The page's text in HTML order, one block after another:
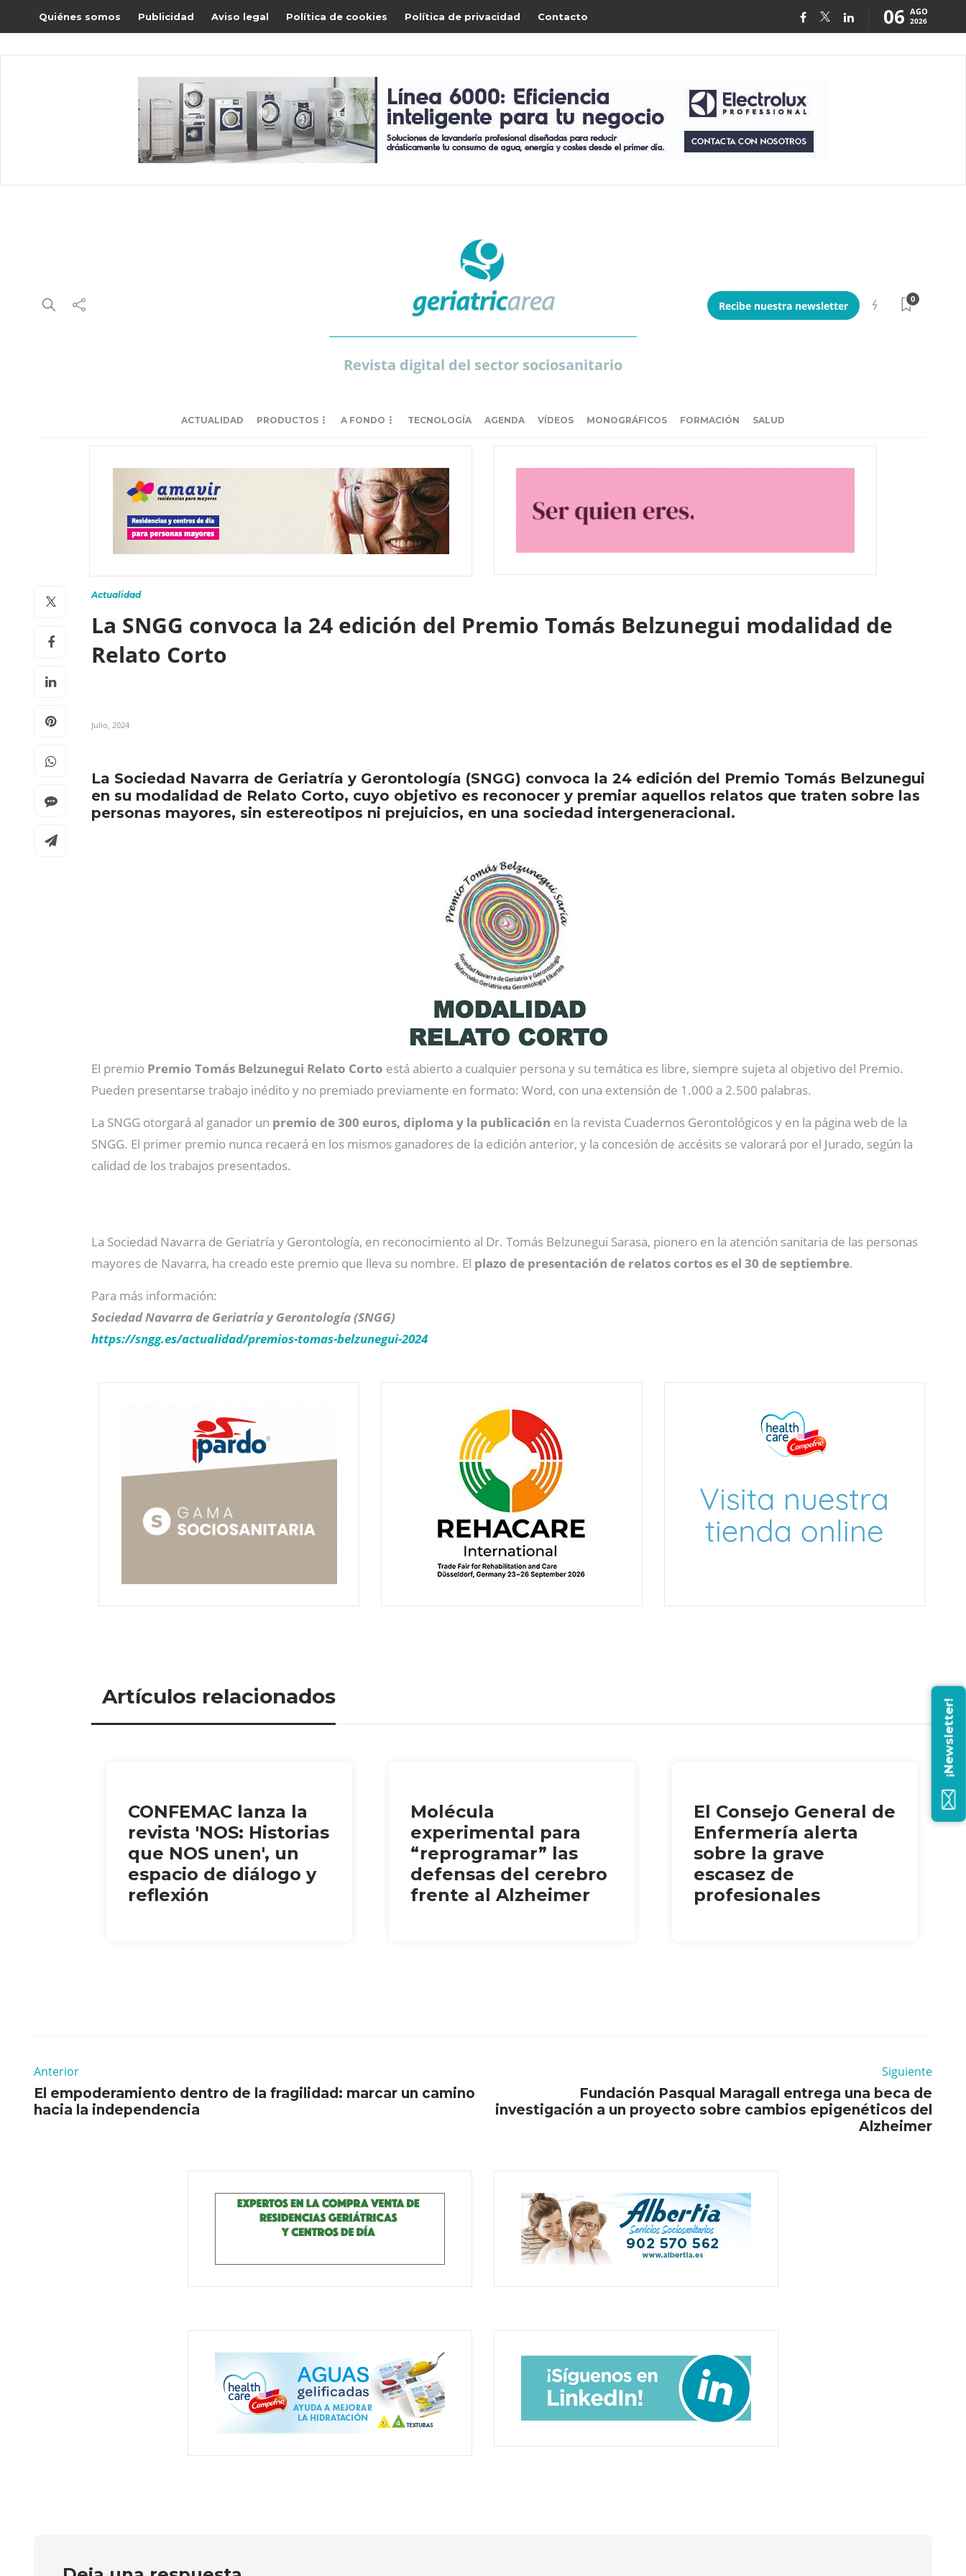
Quiénes somos Publicidad Aviso legal Política de cookies Política de privacidad Contacto 06 AGO
2026
Revista digital del sector sociosanitario
Recibe nuestra newsletter
0
ACTUALIDAD PRODUCTOS A FONDO TECNOLOGÍA AGENDA VÍDEOS MONOGRÁFICOS FORMACIÓN SALUD
Actualidad
La SNGG convoca la 24 edición del Premio Tomás Belzunegui modalidad de
Relato Corto
Julio, 2024
La Sociedad Navarra de Geriatría y Gerontología (SNGG) convoca la 24 edición del Premio Tomás Belzunegui
en su modalidad de Relato Corto, cuyo objetivo es reconocer y premiar aquellos relatos que traten sobre las
personas mayores, sin estereotipos ni prejuicios, en una sociedad intergeneracional.
El premio Premio Tomás Belzunegui Relato Corto está abierto a cualquier persona y su temática es libre, siempre sujeta al objetivo del Premio.
Pueden presentarse trabajo inédito y no premiado previamente en formato: Word, con una extensión de 1.000 a 2.500 palabras.
La SNGG otorgará al ganador un premio de 300 euros, diploma y la publicación en la revista Cuadernos Gerontológicos y en la página web de la
SNGG. El primer premio nunca recaerá en los mismos ganadores de la edición anterior, y la concesión de accésits se valorará por el Jurado, según la
calidad de los trabajos presentados.
La Sociedad Navarra de Geriatría y Gerontología, en reconocimiento al Dr. Tomás Belzunegui Sarasa, pionero en la atención sanitaria de las personas
mayores de Navarra, ha creado este premio que lleva su nombre. El plazo de presentación de relatos cortos es el 30 de septiembre.
Para más información:
Sociedad Navarra de Geriatría y Gerontología (SNGG)
https://sngg.es/actualidad/premios-tomas-belzunegui-2024
Artículos relacionados
CONFEMAC lanza la
revista 'NOS: Historias
que NOS unen', un
espacio de diálogo y
reflexión
Molécula
experimental para
“reprogramar” las
defensas del cerebro
frente al Alzheimer
El Consejo General de
Enfermería alerta
sobre la grave
escasez de
profesionales
Anterior
El empoderamiento dentro de la fragilidad: marcar un camino
hacia la independencia
Siguiente
Fundación Pasqual Maragall entrega una beca de
investigación a un proyecto sobre cambios epigenéticos del
Alzheimer
¡Newsletter!